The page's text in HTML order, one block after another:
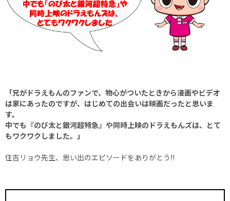
「兄がドラえもんのファンで、物心がついたときから漫画やビデオ
は家にあったのですが、はじめての出会いは映画だったと思いま
す。
中でも『のび太と銀河超特急』や同時上映のドラえもんズは、とて
もワクワクしました。」
住吉リョウ先生、思い出のエピソードをありがとう!!